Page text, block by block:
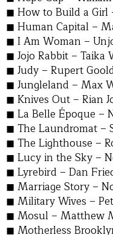
How to Build a Girl
Human Capital –
I Am Woman –
Jojo Rabbit – Taika
Judy – Rupert
Jungleland – Max
Knives Out – Rian
La Belle Époque –
The Laundromat –
The Lighthouse –
Lucy in the Sky –
Lyrebird – Dan
Marriage Story –
Military Wives –
Mosul – Matthew
Motherless